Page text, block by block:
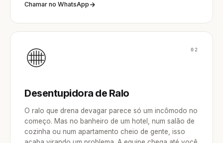
Chamar no WhatsApp
02
Desentupidora de Ralo
O ralo que drena devagar parece só um incômodo no
começo. Mas no banheiro de um hotel, num salão de
cozinha ou num apartamento cheio de gente, isso